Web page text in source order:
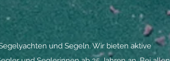
und Segeln. Wir bieten aktive